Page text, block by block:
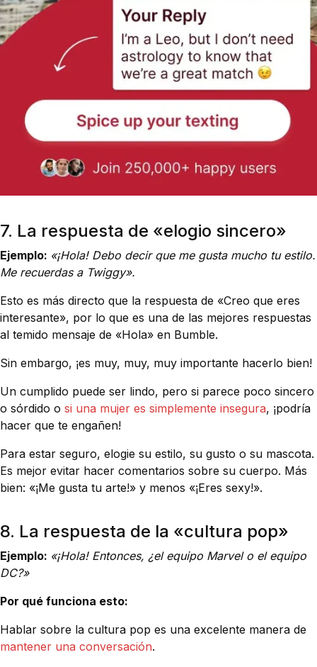
7. La respuesta de «elogio sincero»
Ejemplo: «¡Hola! Debo decir que me gusta mucho tu estilo.
Me recuerdas a Twiggy».
Esto es más directo que la respuesta de «Creo que eres
interesante», por lo que es una de las mejores respuestas
al temido mensaje de «Hola» en Bumble.
Sin embargo, ¡es muy, muy, muy importante hacerlo bien!
Un cumplido puede ser lindo, pero si parece poco sincero
o sórdido o si una mujer es simplemente insegura, ¡podría
hacer que te engañen!
Para estar seguro, elogie su estilo, su gusto o su mascota.
Es mejor evitar hacer comentarios sobre su cuerpo. Más
bien: «¡Me gusta tu arte!» y menos «¡Eres sexy!». ‍
8. La respuesta de la «cultura pop»
Ejemplo: «¡Hola! Entonces, ¿el equipo Marvel o el equipo
DC?»
Por qué funciona esto:
Hablar sobre la cultura pop es una excelente manera de
mantener una conversación.